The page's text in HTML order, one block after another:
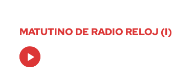
MATUTINO DE RADIO RELOJ (I)
Audio
Player